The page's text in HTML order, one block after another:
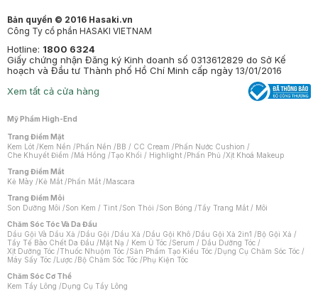
Bản quyền © 2016 Hasaki.vn
Công Ty cổ phần HASAKI VIETNAM
Hotline: 1800 6324
Giấy chứng nhận Đăng ký Kinh doanh số 0313612829 do Sở Kế
hoạch và Đầu tư Thành phố Hồ Chí Minh cấp ngày 13/01/2016
Xem tất cả cửa hàng
Mỹ Phẩm High-End
Trang Điểm Mặt
Kem Lót /Kem Nền /Phấn Nền /BB / CC Cream /Phấn Nước Cushion /
Che Khuyết Điểm /Má Hồng /Tạo Khối / Highlight /Phấn Phủ /Xịt Khoá Makeup
Trang Điểm Mắt
Kẻ Mày /Kẻ Mắt /Phấn Mắt /Mascara
Trang Điểm Môi
Son Dưỡng Môi /Son Kem / Tint /Son Thỏi /Son Bóng /Tẩy Trang Mắt / Môi
Chăm Sóc Tóc Và Da Đầu
Dầu Gội Và Dầu Xả /Dầu Gội /Dầu Xả /Dầu Gội Khô /Dầu Gội Xả 2in1 /Bộ Gội Xả /
Tẩy Tế Bào Chết Da Đầu /Mặt Nạ / Kem Ủ Tóc /Serum / Dầu Dưỡng Tóc /
Xịt Dưỡng Tóc /Thuốc Nhuộm Tóc /Sản Phẩm Tạo Kiểu Tóc /Dụng Cụ Chăm Sóc Tóc /
Máy Sấy Tóc /Lược /Bộ Chăm Sóc Tóc /Phụ Kiện Tóc
Chăm Sóc Cơ Thể
Kem Tẩy Lông /Dụng Cụ Tẩy Lông